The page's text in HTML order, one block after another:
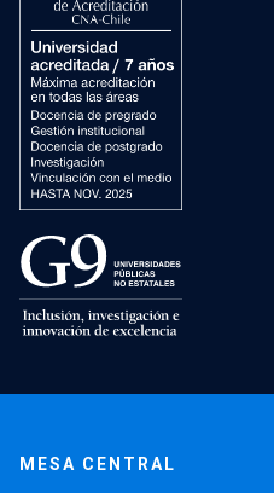
MESA CENTRAL